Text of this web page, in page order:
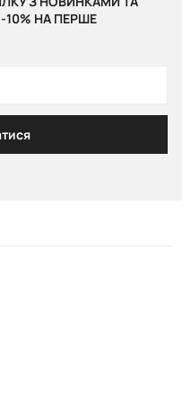
10% НА ПЕРШЕ